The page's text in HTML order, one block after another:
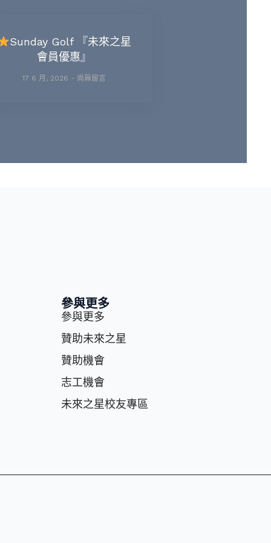
Sunday Golf 『未來之星
會員優惠』
17 6 月, 2026 尚無留言
參與更多
參與更多
贊助未來之星
贊助機會
志⼯機會
未來之星校友專區